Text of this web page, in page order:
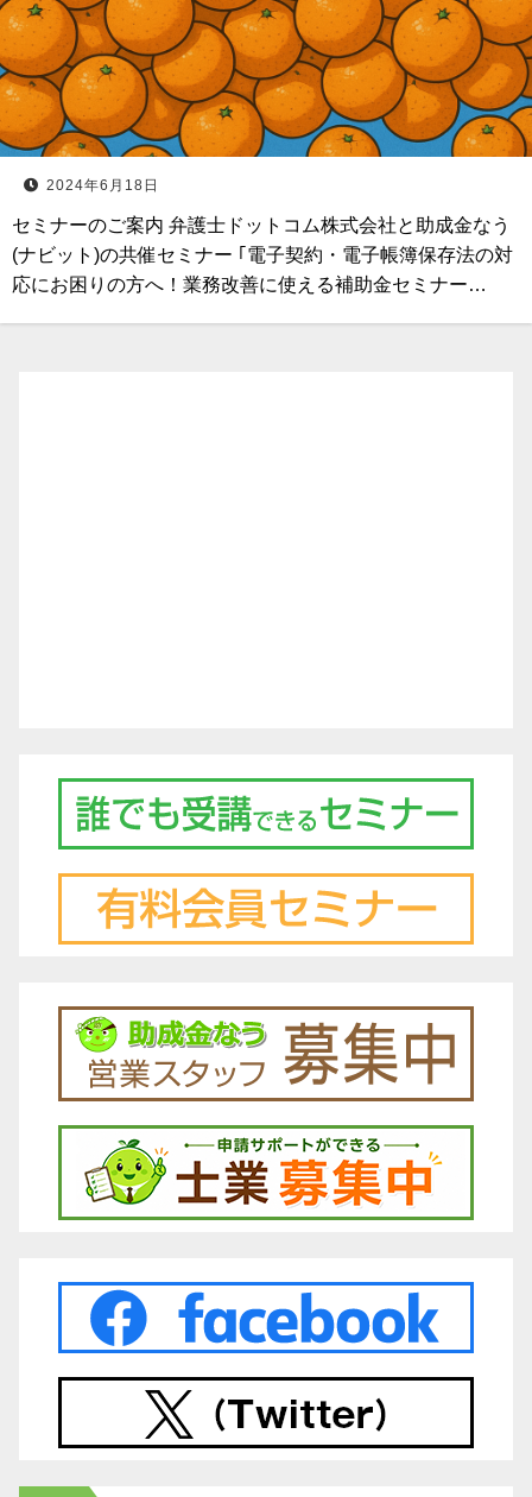
2024年6月18日
セミナーのご案内 弁護士ドットコム株式会社と助成金なう
(ナビット)の共催セミナー ｢電子契約・電子帳簿保存法の対
応にお困りの方へ！業務改善に使える補助金セミナー…